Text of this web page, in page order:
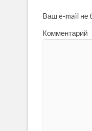
Ваш e-mail не
Комментарий